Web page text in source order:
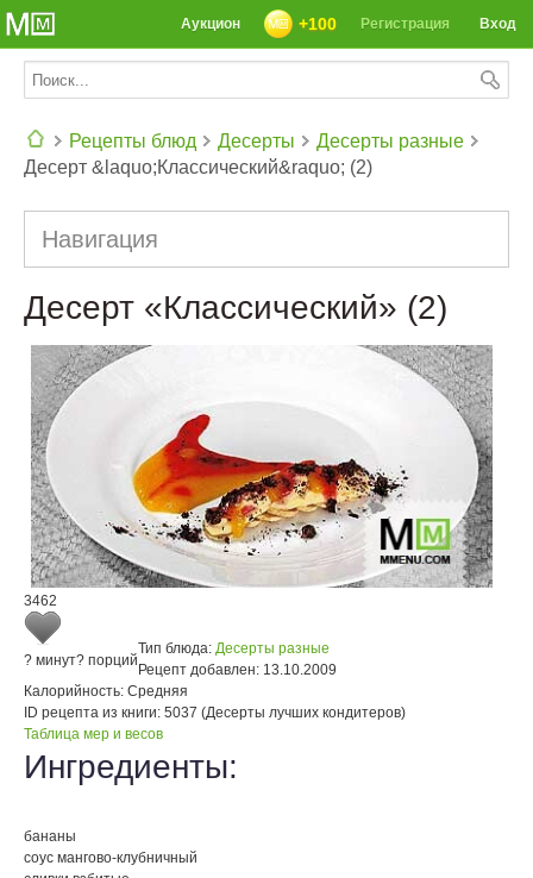
Вход
Регистрация
+100
Аукцион
Рецепты блюд Десерты
Десерты разные
Десерт &laquo;Классический&raquo; (2)
Навигация
Десерт «Классический» (2)
3462
? минут? порций
Тип блюда: Десерты разные
Рецепт добавлен: 13.10.2009
Калорийность: Средняя
ID рецепта из книги: 5037 (Десерты лучших кондитеров)
Таблица мер и весов
Ингредиенты:
бананы
соус мангово-клубничный